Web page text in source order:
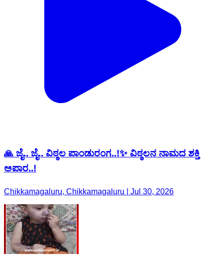
🙏 ಜೈ.. ಜೈ.. ವಿಠ್ಠಲ ಪಾಂಡುರಂಗ..!✨ ವಿಠ್ಠಲನ ನಾಮದ ಶಕ್ತಿ
ಅಪಾರ..!
Chikkamagaluru, Chikkamagaluru | Jul 30, 2026